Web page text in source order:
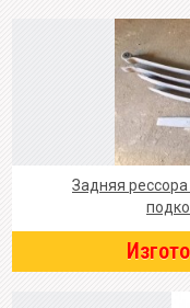
Задняя